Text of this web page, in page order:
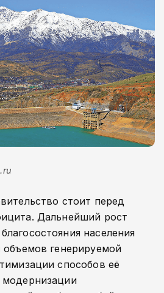
стоит перед
Дальнейший рост
населения
объемов генерируемой
способов её
модернизации